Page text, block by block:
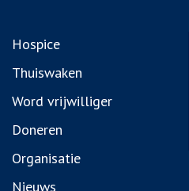
Hospice
Thuiswaken
Word vrijwilliger
Doneren
Organisatie
Nieuws